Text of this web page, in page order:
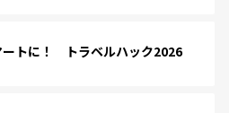
ートに！ トラベルハック2026